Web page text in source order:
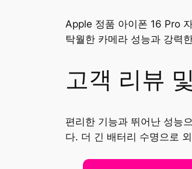
Apple 정품 아이폰 16 Pro
탁월한 카메라 성능과 강력
고객 리뷰
편리한 기능과 뛰어난 성능
다. 더 긴 배터리 수명으로